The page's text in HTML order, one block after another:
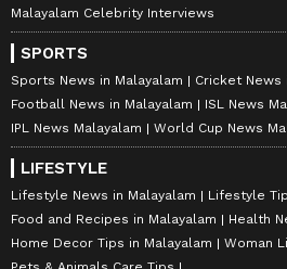
Malayalam Celebrity Interviews
SPORTS
Sports News in Malayalam
Cricket News
Football News in Malayalam
ISL News
IPL News Malayalam
World Cup News
LIFESTYLE
Lifestyle News in Malayalam
Lifestyle
Food and Recipes in Malayalam
Health
Home Decor Tips in Malayalam
Woman